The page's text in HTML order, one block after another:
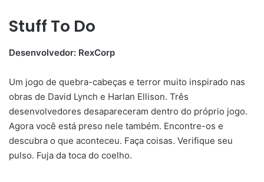
Stuff To Do
Desenvolvedor: RexCorp
Um jogo de quebra-cabeças e terror muito inspirado nas
obras de David Lynch e Harlan Ellison. Três
desenvolvedores desapareceram dentro do próprio jogo.
Agora você está preso nele também. Encontre-os e
descubra o que aconteceu. Faça coisas. Verifique seu
pulso. Fuja da toca do coelho.